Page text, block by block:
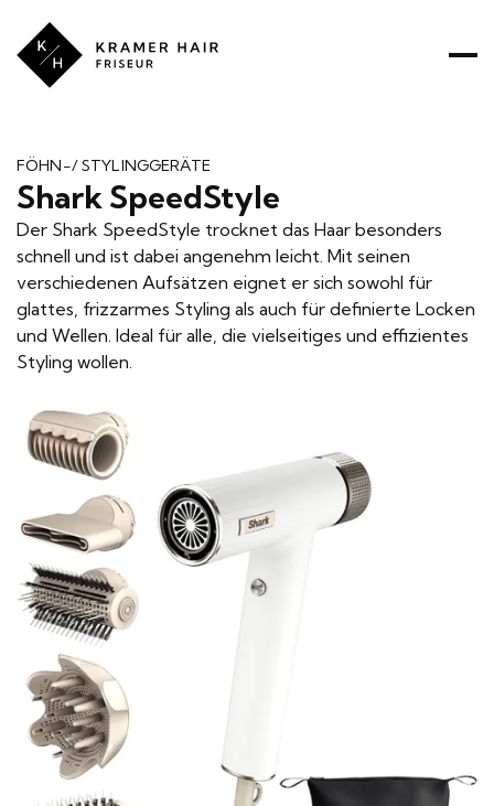
Kramer
Hair
RATGEBER
Hannoversche
Straße 1
38116 Braunschweig
0531 52942
Termin
Shark SpeedStyle
FÖHN-/ STYLINGGERÄTE
Der Shark SpeedStyle trocknet das Haar besonders
schnell und ist dabei angenehm leicht. Mit seinen
verschiedenen Aufsätzen eignet er sich sowohl für
glattes, frizzarmes Styling als auch für definierte Locken
und Wellen. Ideal für alle, die vielseitiges und effizientes
Styling wollen.